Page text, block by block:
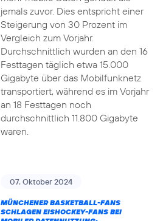
jemals zuvor. Dies entspricht einer
Steigerung von 30 Prozent im
Vergleich zum Vorjahr.
Durchschnittlich wurden an den 16
Festtagen täglich etwa 15.000
Gigabyte über das Mobilfunknetz
transportiert, während es im Vorjahr
an 18 Festtagen noch
durchschnittlich 11.800 Gigabyte
waren.
07. Oktober 2024
MÜNCHENER BASKETBALL-FANS
SCHLAGEN EISHOCKEY-FANS BEI